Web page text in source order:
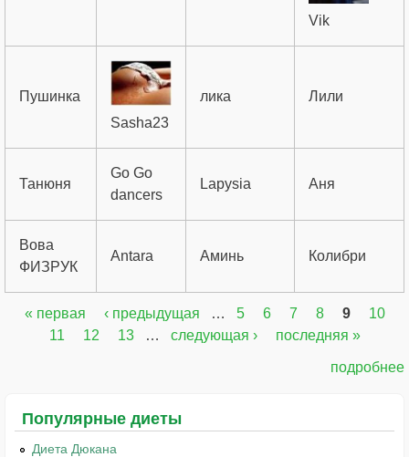
Vik
Пушинка
Sasha23
лика Лили
Танюня
Go Go
dancers
Lapysia Аня
Вова
ФИЗРУК
Antara Аминь Колибри
Страницы
« первая ‹ предыдущая … 5 6 7 8 9
10
11
12 13 … следующая › последняя »
подробнее
Популярные диеты
Диета Дюкана